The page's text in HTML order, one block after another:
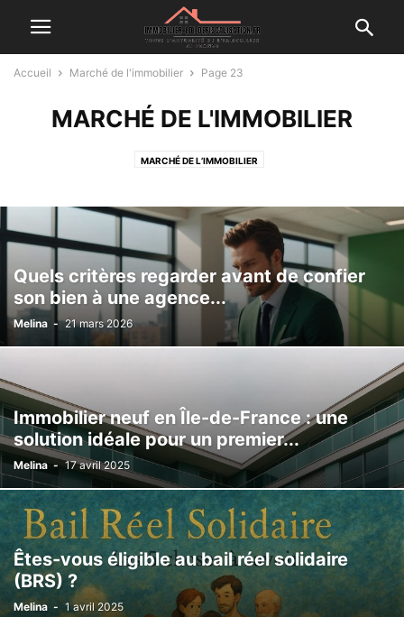
Accueil Marché de l'immobilier Page 23
MARCHÉ DE L'IMMOBILIER
MARCHÉ DE L’IMMOBILIER
Quels critères regarder avant de confier
son bien à une agence...
Melina - 21 mars 2026
Immobilier neuf en Île-de-France : une
solution idéale pour un premier...
Melina - 17 avril 2025
Êtes-vous éligible au bail réel solidaire
(BRS) ?
Melina - 1 avril 2025